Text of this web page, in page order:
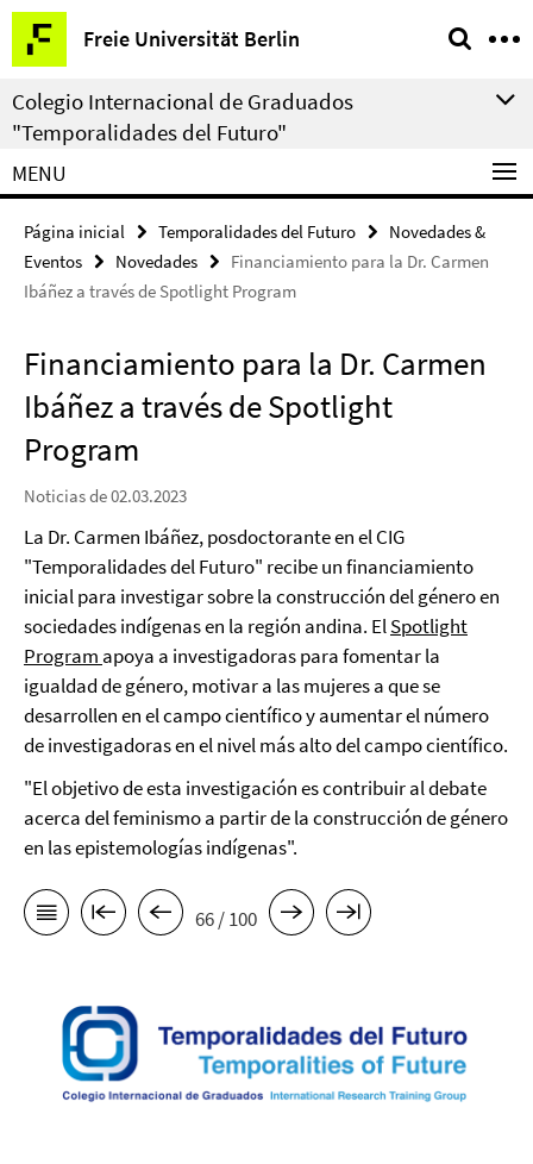
Springe
direkt
zu
Inhalt
Freie Universität Berlin
Herramientas
de
navegación
Colegio Internacional de Graduados
"Temporalidades del Futuro"
MENU
Página inicial Temporalidades del Futuro
Novedades &
Eventos
Novedades
Financiamiento para la Dr. Carmen
Ibáñez a través de Spotlight Program
Financiamiento para la Dr. Carmen
Ibáñez a través de Spotlight
Program
Noticias de 02.03.2023
La Dr. Carmen Ibáñez, posdoctorante en el CIG
"Temporalidades del Futuro" recibe un financiamiento
inicial para investigar sobre la construcción del género en
sociedades indígenas en la región andina. ElSpotlight
Program apoya a investigadoras para fomentar la
igualdad de género, motivar a las mujeres a que se
desarrollen en el campo científico y aumentar el número
de investigadoras en el nivel más alto del campo científico.
"El objetivo de esta investigación es contribuir al debate
acerca del feminismo a partir de la construcción de género
en las epistemologías indígenas".
66 / 100